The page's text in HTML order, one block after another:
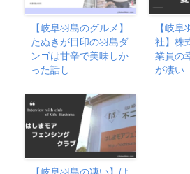
【岐阜羽島のグルメ】
たぬきが目印の羽島ダ
ンゴは甘辛で美味しか
った話し
【岐
社】株
業員の
が凄い